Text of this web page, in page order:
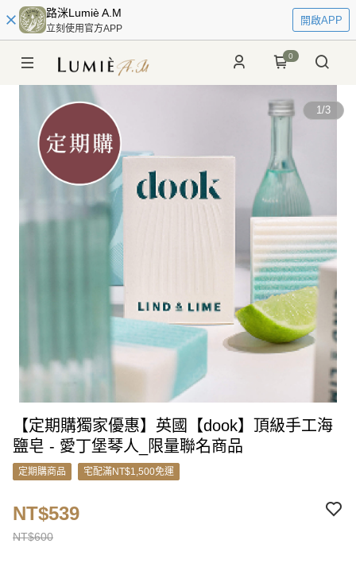
路洣Lumiè A.M
立刻使用官方APP
開啟APP
0
1/3
【定期購獨家優惠】英國【dook】頂級手工海
鹽皂 - 愛丁堡琴人_限量聯名商品
定期購商品 宅配滿NT$1,500免運
NT$600
NT$539